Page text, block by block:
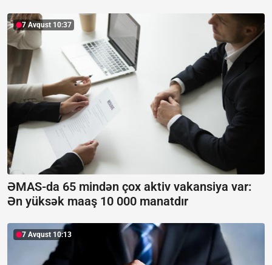
7 Avqust 10:37
ƏMAS-da 65 mindən çox aktiv vakansiya var:
Ən yüksək maaş 10 000 manatdır
7 Avqust 10:13